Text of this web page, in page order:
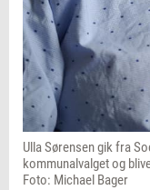
Ulla Sørensen gik fra
kommunalvalget og
Foto: Michael Bager